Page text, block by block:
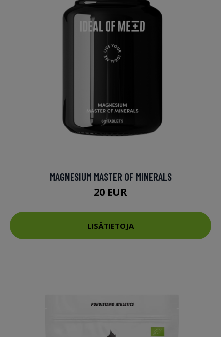
MAGNESIUM MASTER OF MINERALS
20 EUR
LISÄTIETOJA